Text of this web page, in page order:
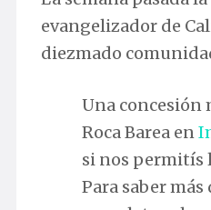
evangelizador de
diezmado
Una concesión
Roca Barea en
si nos permitís
Para saber